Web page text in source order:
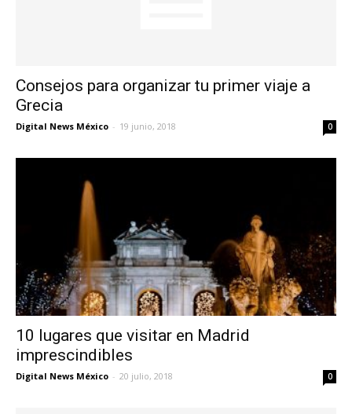
Consejos para organizar tu primer viaje a
Grecia
Digital News México - 19 junio, 2018 0
10 lugares que visitar en Madrid
imprescindibles
Digital News México - 20 julio, 2018 0